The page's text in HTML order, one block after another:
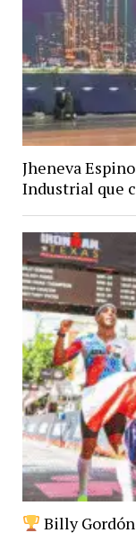
Jheneva
Industrial que
Billy